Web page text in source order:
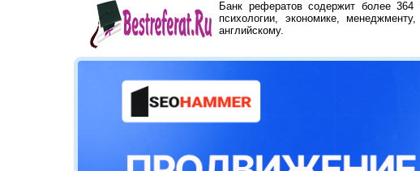
Банк рефератов содержит более 364
психологии, экономике,
английскому.